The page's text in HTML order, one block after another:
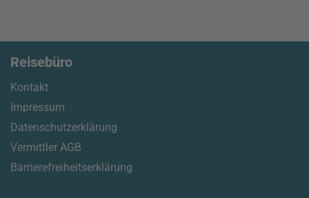
Reisebüro
Kontakt
Impressum
Datenschutzerklärung
Vermittler AGB
Barrierefreiheitserklärung